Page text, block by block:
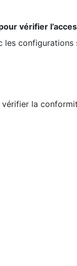
vérifier
les configurations
la